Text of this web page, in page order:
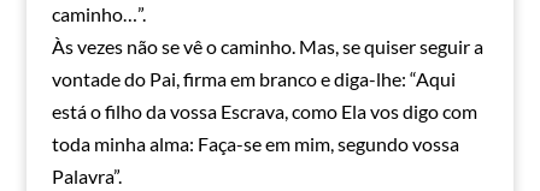
caminho…”.
Às vezes não se vê o caminho. Mas, se quiser seguir a
vontade do Pai, firma em branco e diga-lhe: “Aqui
está o filho da vossa Escrava, como Ela vos digo com
toda minha alma: Faça-se em mim, segundo vossa
Palavra”.